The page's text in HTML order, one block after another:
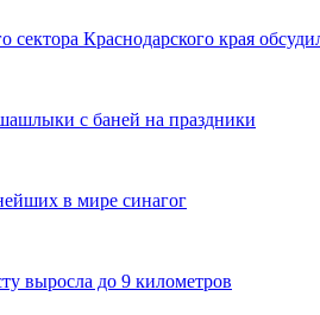
сектора Краснодарского края
с баней на праздники
в мире синагог
выросла до 9 километров